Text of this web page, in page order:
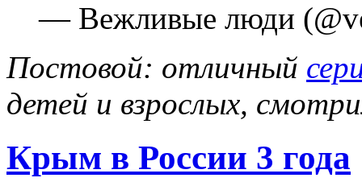
— Вежливые люди
Постовой: отличный
детей и взрослых,
Крым в России 3 года